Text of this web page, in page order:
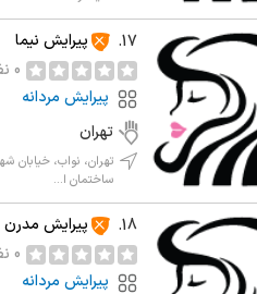
17.
پیرایش نیما
0 نظر
پیرایش مردانه
تهران
تهران، نواب، خیابان
ساختمان ا...
18.
پیرایش مدرن
0 نظر
پیرایش مردانه